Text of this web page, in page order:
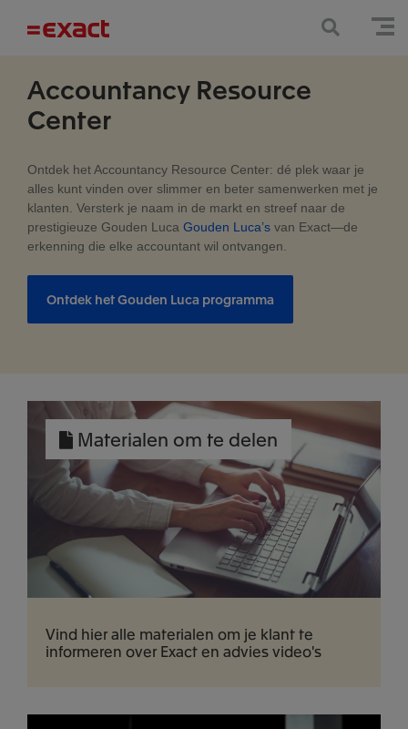
Accountancy Resource
Center
Ontdek het Accountancy Resource Center: dé plek waar je
alles kunt vinden over slimmer en beter samenwerken met je
klanten. Versterk je naam in de markt en streef naar de
prestigieuze Gouden Luca Gouden Luca’s van Exact—de
erkenning die elke accountant wil ontvangen.
Ontdek het Gouden Luca programma
Materialen om te delen
Vind hier alle materialen om je klant te
informeren over Exact en advies video's